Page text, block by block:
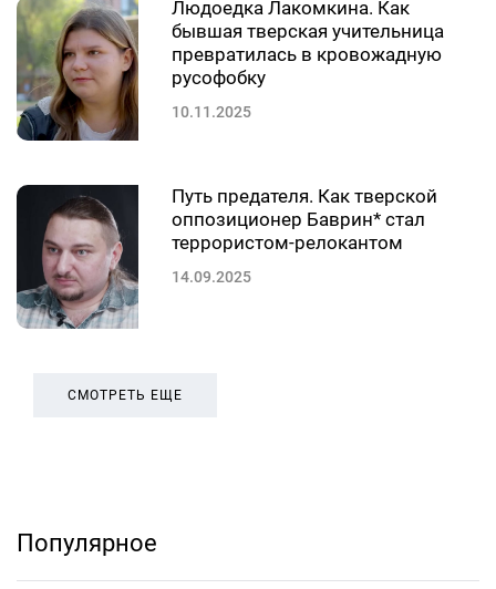
Людоедка Лакомкина. Как
бывшая тверская учительница
превратилась в кровожадную
русофобку
10.11.2025
Путь предателя. Как тверской
оппозиционер Баврин* стал
террористом-релокантом
14.09.2025
СМОТРЕТЬ ЕЩЕ
Популярное